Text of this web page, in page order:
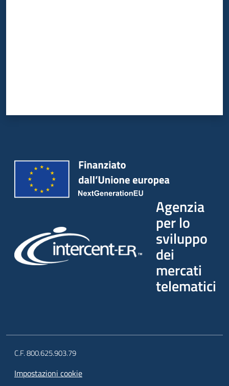
Agenzia
per lo
sviluppo
dei
mercati
telematici
C.F. 800.625.903.79
Impostazioni cookie